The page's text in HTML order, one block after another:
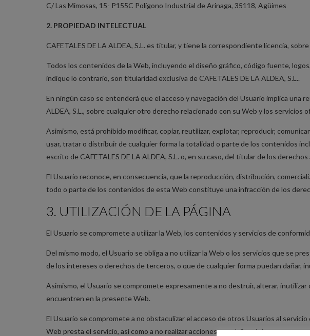
C/ Las Mimosas, 15- P155C Polígono Industrial de Arinaga, 35118, Agüimes
2. PROPIEDAD INTELECTUAL
CAFETALES DE LA ALDEA, S.L. es titular, y tiene la correspondiente licencia,
Todos los contenidos de la Web, incluyendo el diseño gráfico, código fuente,
indique lo contrario, son titularidad exclusiva de CAFETALES DE LA ALDEA, S.L..
En ningún caso se entenderá que el acceso y navegación del Usuario implica una
ALDEA, S.L., sobre cualquier otro derecho relacionado con su Web y los servicios
Asimismo, está prohibido modificar, copiar, reutilizar, explotar, reproducir,
usar, tratar o distribuir de cualquier forma la totalidad o parte de los contenidos
escrito de CAFETALES DE LA ALDEA, S.L. o, en su caso, del titular de los
El Usuario reconoce, en consecuencia, que la reproducción, distribución,
todo o parte de los contenidos de esta Web constituye una infracción de los
3. UTILIZACIÓN DE LA PÁGINA
El Usuario se compromete a utilizar la Web, los contenidos y servicios de
Del mismo modo, el Usuario se obliga a no utilizar la Web o los servicios que se
de los intereses o derechos de terceros, o que de cualquier forma puedan dañar,
Asimismo, el Usuario se compromete expresamente a no destruir, alterar,
encuentren en la presente Web.
El Usuario se compromete a no obstaculizar el acceso de otros Usuarios al
Web presta el servicio, así como a no realizar acciones que dañen, interrumpan o